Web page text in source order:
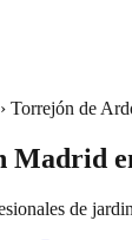
› Torrejón de
Madrid
de